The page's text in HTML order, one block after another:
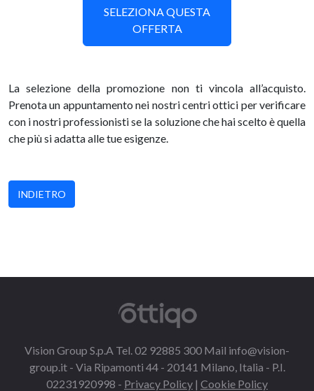
SELEZIONA QUESTA
OFFERTA
La selezione della promozione non ti vincola all’acquisto.
Prenota un appuntamento nei nostri centri ottici per verificare
con i nostri professionisti se la soluzione che hai scelto è quella
che più si adatta alle tue esigenze.
INDIETRO
Vision Group S.p.A Tel. 02 92885 300 Mail info@vision-
group.it- Via Ripamonti 44 - 20141 Milano, Italia - P.I.
02231920998 - Privacy Policy | Cookie Policy